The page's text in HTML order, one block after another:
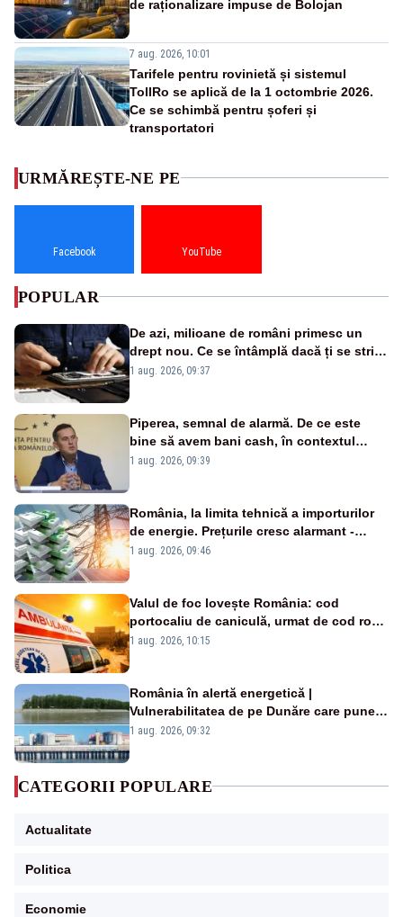
de raționalizare impuse de Bolojan
7 aug. 2026, 10:01
Tarifele pentru rovinietă și sistemul
TollRo se aplică de la 1 octombrie 2026.
Ce se schimbă pentru șoferi și
transportatori
URMĂREȘTE-NE PE
Facebook YouTube
POPULAR
De azi, milioane de români primesc un
drept nou. Ce se întâmplă dacă ți se strică
un produs
1 aug. 2026, 09:37
Piperea, semnal de alarmă. De ce este
bine să avem bani cash, în contextul
alertei energetice?
1 aug. 2026, 09:39
România, la limita tehnică a importurilor
de energie. Prețurile cresc alarmant -
Analiză Realitatea Plus
1 aug. 2026, 09:46
Valul de foc lovește România: cod
portocaliu de caniculă, urmat de cod roșu
duminică. Temperaturile urcă spre 40°C
1 aug. 2026, 10:15
România în alertă energetică |
Vulnerabilitatea de pe Dunăre care pune
în pericol Centrala Cernavodă era
1 aug. 2026, 09:32
CATEGORII POPULARE
Actualitate
Politica
Economie